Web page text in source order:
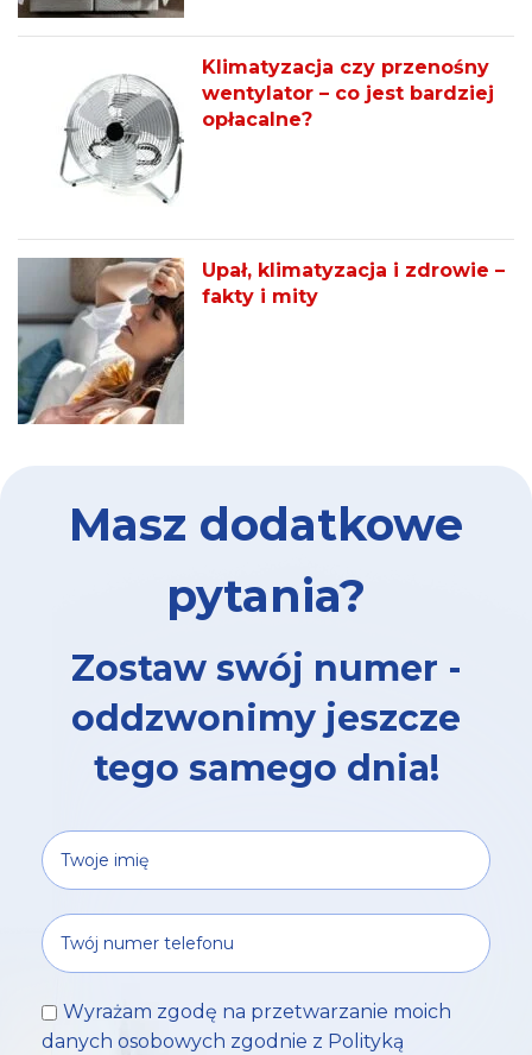
Klimatyzacja czy przenośny
wentylator – co jest bardziej
opłacalne?
Upał, klimatyzacja i zdrowie –
fakty i mity
Masz dodatkowe
pytania?
Zostaw swój numer -
oddzwonimy jeszcze
tego samego dnia!
Wyrażam zgodę na przetwarzanie moich
danych osobowych zgodnie z Polityką